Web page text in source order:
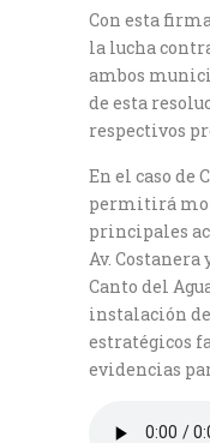
Con esta
la lucha
ambos
de esta
respectivos
En el caso de
permitirá
principales
Av. Costanera
Canto del
instalación
estratégicos
evidencias